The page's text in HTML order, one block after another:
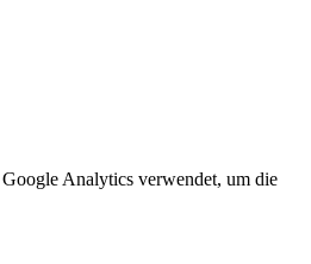
Analytics verwendet, um die